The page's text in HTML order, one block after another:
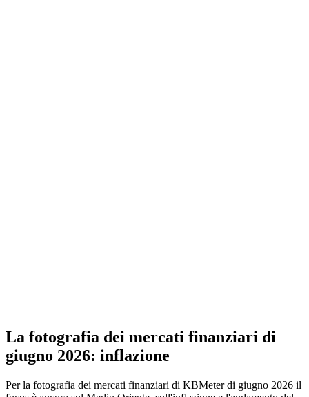
La fotografia dei mercati finanziari di
giugno 2026: inflazione
Per la fotografia dei mercati finanziari di KBMeter di giugno 2026 il